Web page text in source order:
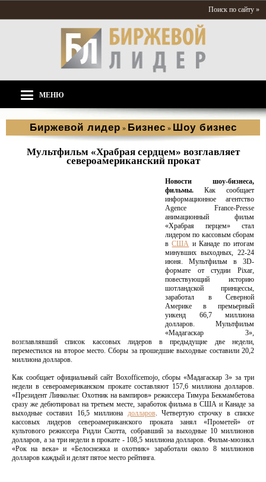
Поиск по сайту »
МЕНЮ
Биржевой лидер » Бизнес » Шоу бизнес
Мультфильм «Храбрая сердцем» возглавляет
североамериканский прокат
Новости шоу-бизнеса,
фильмы. Как сообщает
информационное агентство
Agence France-Presse
анимационный фильм
«Храбрая перцем» стал
лидером по кассовым сборам
вСША и Канаде по итогам
минувших выходных, 22-24
июня. Мультфильм в 3D-
формате от студии Pixar,
повествующий историю
шотландской принцессы,
заработал в Северной
Америке в премьерный
уикенд 66,7 миллиона
долларов. Мультфильм
«Мадагаскар 3»,
возглавлявший список кассовых лидеров в предыдущие две недели,
переместился на второе место. Сборы за прошедшие выходные составили 20,2
миллиона долларов.
Как сообщает официальный сайт Boxofficemojo, сборы «Мадагаскар 3» за три
недели в североамериканском прокате составляют 157,6 миллиона долларов.
«Президент Линкольн: Охотник на вампиров» режиссера Тимура Бекмамбетова
сразу же дебютировал на третьем месте, заработок фильма в США и Канаде за
выходные составил 16,5 миллиона долларов. Четвертую строчку в списке
кассовых лидеров североамериканского проката занял «Прометей» от
культового режиссера Ридли Скотта, собравший за выходные 10 миллионов
долларов, а за три недели в прокате - 108,5 миллиона долларов. Фильм-мюзикл
«Рок на века» и «Белоснежка и охотник» заработали около 8 миллионов
долларов каждый и делят пятое место рейтинга.